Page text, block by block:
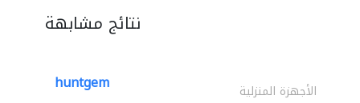
نتائج مشابهة
huntgem الأجهزة المنزلية